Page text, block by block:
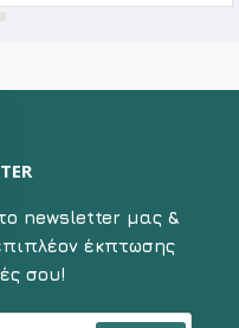
newsletter μας &
έκπτωσης
σου!